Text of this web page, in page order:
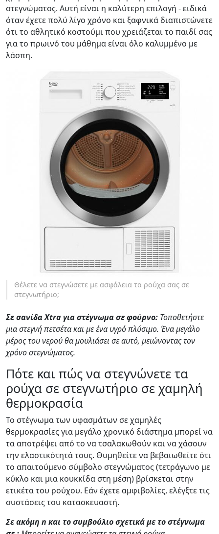
στεγνώματος. Αυτή είναι η καλύτερη επιλογή - ειδικά
όταν έχετε πολύ λίγο χρόνο και ξαφνικά διαπιστώνετε
ότι το αθλητικό κοστούμι που χρειάζεται το παιδί σας
για το πρωινό του μάθημα είναι όλο καλυμμένο με
λάσπη.
Θέλετε να στεγνώσετε με ασφάλεια τα ρούχα σας σε
στεγνωτήριο;
Σε σανίδαXtraγια στέγνωμα σε φούρνο: Τοποθετήστε
μιαστεγνή πετσέτακαι με ένα υγρό πλύσιμο. Ένα μεγάλο
μέρος του νερού θα μουλιάσει σε αυτό, μειώνοντας τον
χρόνο στεγνώματος.
Πότε και πώς να στεγνώνετε τα
ρούχα σε στεγνωτήριο σε χαμηλή
θερμοκρασία
Το στέγνωμα των υφασμάτων σε χαμηλές
θερμοκρασίες για μεγάλο χρονικό διάστημα μπορεί να
τα αποτρέψει από το να τσαλακωθούν και να χάσουν
την ελαστικότητά τους. Θυμηθείτε να βεβαιωθείτε ότι
το απαιτούμενο σύμβολο στεγνώματος (τετράγωνο με
κύκλο και μια κουκκίδα στη μέση) βρίσκεται στην
ετικέτα του ρούχου. Εάν έχετε αμφιβολίες, ελέγξτε τις
συστάσεις του κατασκευαστή.
Σεακόμη n και το συμβούλιο σχετικά με το στέγνωμα